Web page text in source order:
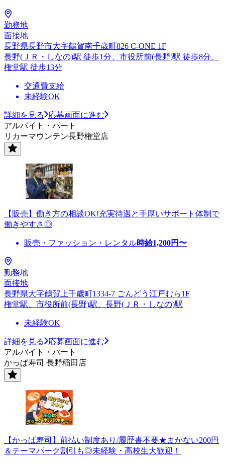
勤務地
面接地
長野県長野市大字鶴賀南千歳町826 C-ONE 1F
長野(ＪＲ・しなの)駅 徒歩1分、市役所前(長野)駅 徒歩8分、
権堂駅 徒歩13分
交通費支給
未経験OK
詳細を見る
応募画面に進む
アルバイト・パート
リカーマウンテン長野権堂店
【販売】働き方の相談OK!充実待遇と手厚いサポート体制で
働きやすさ◎
販売・ファッション・レンタル時給1,200円〜
勤務地
面接地
長野県大字鶴賀上千歳町1334-7 ごんどう江戸むら1F
権堂駅、市役所前(長野)駅、長野(ＪＲ・しなの)駅
未経験OK
詳細を見る
応募画面に進む
アルバイト・パート
かっぱ寿司 長野稲田店
【かっぱ寿司】前払い制度あり/履歴書不要★まかない200円
＆テーマパーク割引も◎未経験・高校生大歓迎！